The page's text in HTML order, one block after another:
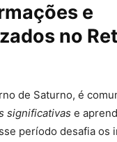
e
no
de Saturno, é
significativas e
período desafia os